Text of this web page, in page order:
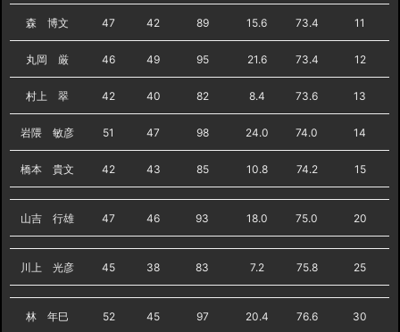
森 博文 47 42 89 15.6 73.4 11
丸岡 厳 46 49 95 21.6 73.4 12
村上 翠 42 40 82 8.4 73.6 13
岩隈 敏彦 51 47 98 24.0 74.0 14
橋本 貴文 42 43 85 10.8 74.2 15
山吉 行雄 47 46 93 18.0 75.0 20
川上 光彦 45 38 83 7.2 75.8 25
林 年巳 52 45 97 20.4 76.6 30